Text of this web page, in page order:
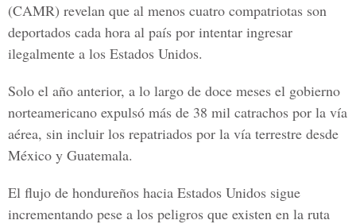
(CAMR) revelan que al menos cuatro compatriotas son
deportados cada hora al país por intentar ingresar
ilegalmente a los Estados Unidos.
Solo el año anterior, a lo largo de doce meses el gobierno
norteamericano expulsó más de 38 mil catrachos por la vía
aérea, sin incluir los repatriados por la vía terrestre desde
México y Guatemala.
El flujo de hondureños hacia Estados Unidos sigue
incrementando pese a los peligros que existen en la ruta